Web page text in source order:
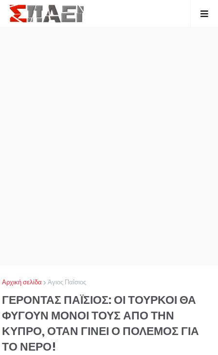
Αρχική σελίδα Άγιος Παΐσιος
ΓΕΡΟΝΤΑΣ ΠΑΪΣΙΟΣ: ΟΙ ΤΟΥΡΚΟΙ ΘΑ
ΦΥΓΟΥΝ ΜΟΝΟΙ ΤΟΥΣ ΑΠΟ ΤΗΝ
ΚΥΠΡΟ, ΟΤΑΝ ΓΙΝΕΙ Ο ΠΟΛΕΜΟΣ ΓΙΑ
ΤΟ ΝΕΡΟ!